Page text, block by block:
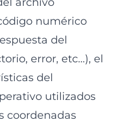
numérico
del
error, etc…), el
del
utilizados
coordenadas